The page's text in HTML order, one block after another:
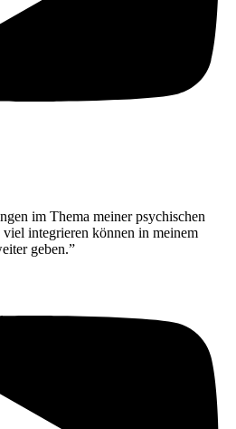
im Thema meiner psychischen
integrieren können in meinem
geben.”